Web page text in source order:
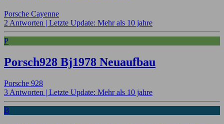
Porsche Cayenne
2 Antworten | Letzte Update: Mehr als 10 jahre
P
Porsch928 Bj1978 Neuaufbau
Porsche 928
3 Antworten | Letzte Update: Mehr als 10 jahre
B